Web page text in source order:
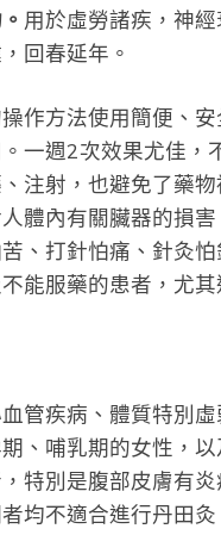
用於虛勞諸疾，神經
回春延年。
作方法使用簡便、
一週2次效果尤佳，
注射，也避免了藥
體內有關臟器的損害
、打針怕痛、針灸怕
能服藥的患者，尤其
管疾病、體質特別虛
、哺乳期的女性，
特別是腹部皮膚有炎
均不適合進行丹田灸